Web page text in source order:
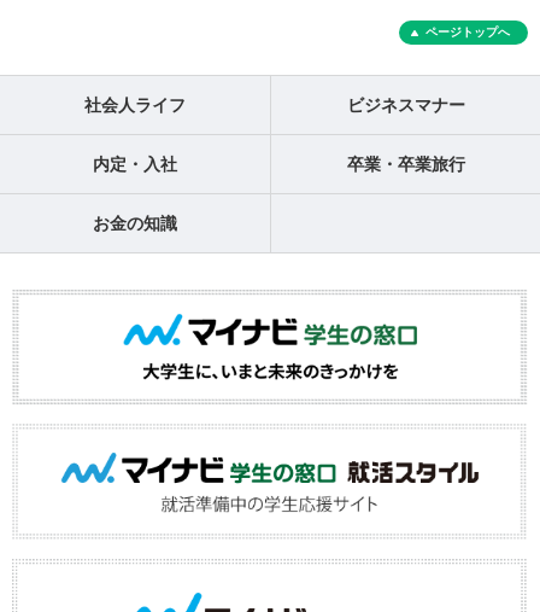
ページトップへ
社会人ライフ ビジネスマナー
内定・入社 卒業・卒業旅行
お金の知識